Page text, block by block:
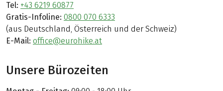
Tel: +43 6219 60877
Gratis-Infoline: 0800 070 6333
(aus Deutschland, Österreich und der Schweiz)
E-Mail: office@eurohike.at
Unsere Bürozeiten